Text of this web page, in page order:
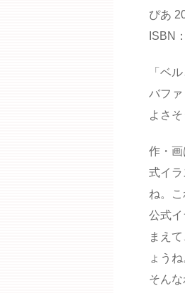
ぴあ
ISBN
「ベ
バフ
よさそ
作・
式イ
ね。
公式
まえ
ょうね
そん